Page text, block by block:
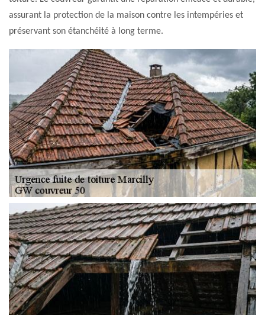
assurant la protection de la maison contre les intempéries et
préservant son étanchéité à long terme.